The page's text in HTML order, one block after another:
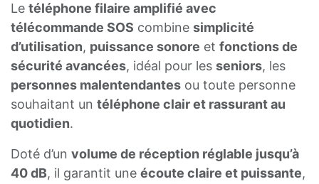
Le téléphone filaire amplifié avec
télécommande SOS combine simplicité
d’utilisation, puissance sonore et fonctions de
sécurité avancées, idéal pour les seniors, les
personnes malentendantes ou toute personne
souhaitant un téléphone clair et rassurant au
quotidien.
Doté d’un volume de réception réglable jusqu’à
40 dB, il garantit une écoute claire et puissante,